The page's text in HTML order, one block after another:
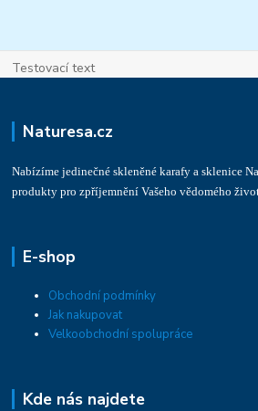
Testovací text
Naturesa.cz
Nabízíme jedinečné skleněné karafy a sklenice
produkty pro zpříjemnění Vašeho vědomého
E-shop
Obchodní podmínky
Jak nakupovat
Velkoobchodní spolupráce
Kde nás najdete